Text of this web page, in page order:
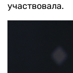
участвовала.